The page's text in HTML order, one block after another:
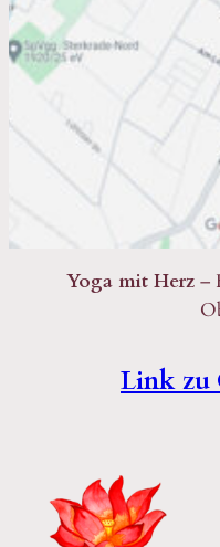
Yoga mit Herz –
Link zu